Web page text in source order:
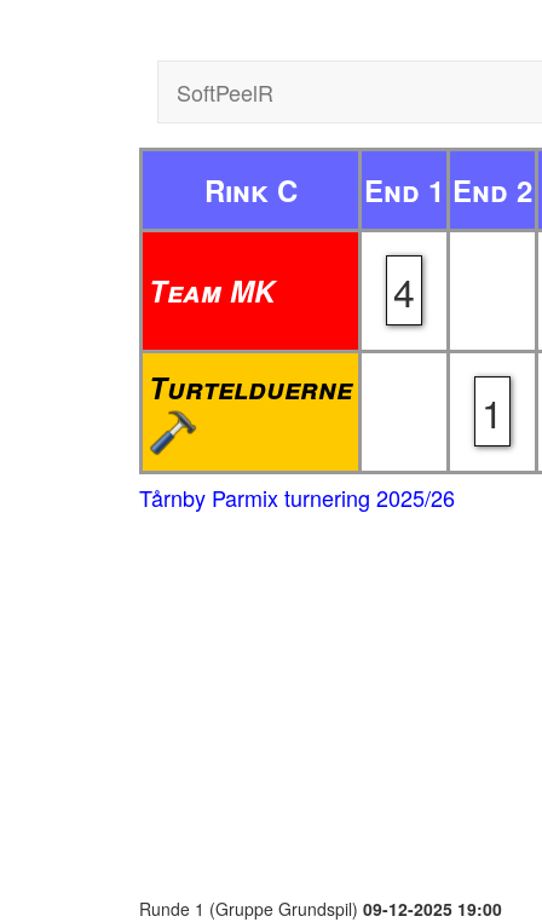
SoftPeelR
Rink C End 1 End 2
Team MK 4
Turtelduerne 1
Tårnby Parmix turnering 2025/26
Runde 1 (Gruppe Grundspil) 09-12-2025 19:00